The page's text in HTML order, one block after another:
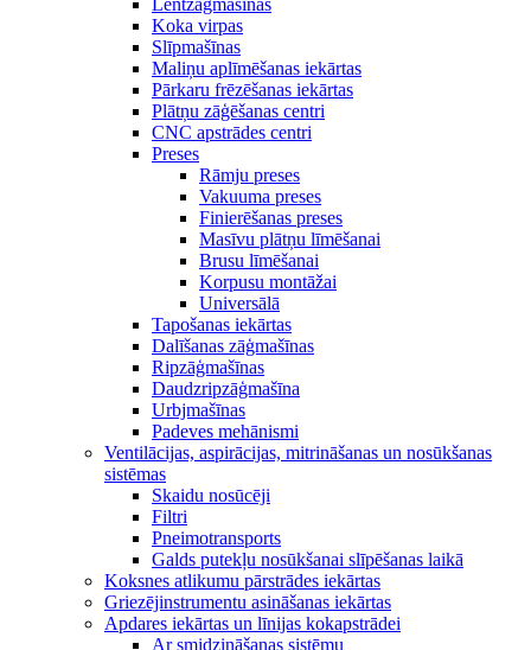
Lentzāģmašīnas
Koka virpas
Slīpmašīnas
Maliņu aplīmēšanas iekārtas
Pārkaru frēzēšanas iekārtas
Plātņu zāģēšanas centri
CNC apstrādes centri
Preses
Rāmju preses
Vakuuma preses
Finierēšanas preses
Masīvu plātņu līmēšanai
Brusu līmēšanai
Korpusu montāžai
Universālā
Tapošanas iekārtas
Dalīšanas zāģmašīnas
Ripzāģmašīnas
Daudzripzāģmašīna
Urbjmašīnas
Padeves mehānismi
Ventilācijas, aspirācijas, mitrināšanas un nosūkšanas
sistēmas
Skaidu nosūcēji
Filtri
Pneimotransports
Galds putekļu nosūkšanai slīpēšanas laikā
Koksnes atlikumu pārstrādes iekārtas
Griezējinstrumentu asināšanas iekārtas
Apdares iekārtas un līnijas kokapstrādei
Ar smidzināšanas sistēmu